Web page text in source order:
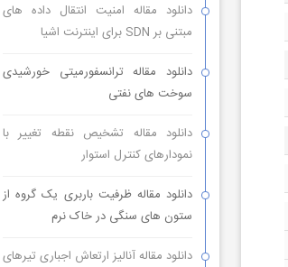
دانلود مقاله امنیت انتقال داده های
مبتنی بر SDN برای اینترنت اشیا
دانلود مقاله ترانسفورمیتی خورشیدی
سوخت های نفتی
دانلود مقاله تشخیص نقطه تغییر با
نمودارهای کنترل استوار
دانلود مقاله ظرفیت باربری یک گروه از
ستون های سنگی در خاک نرم
دانلود مقاله آنالیز ارتعاش اجباری تیرهای